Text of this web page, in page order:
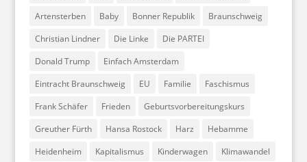
Artensterben
Baby Bonner Republik
Braunschweig
Christian Lindner
Die Linke
Die PARTEI
Donald Trump
Einfach Amsterdam
Eintracht Braunschweig
EU Familie
Faschismus
Frank Schäfer
Frieden
Geburtsvorbereitungskurs
Greuther Fürth
Hansa Rostock Harz
Hebamme
Heidenheim
Kapitalismus Kinderwagen
Klimawandel